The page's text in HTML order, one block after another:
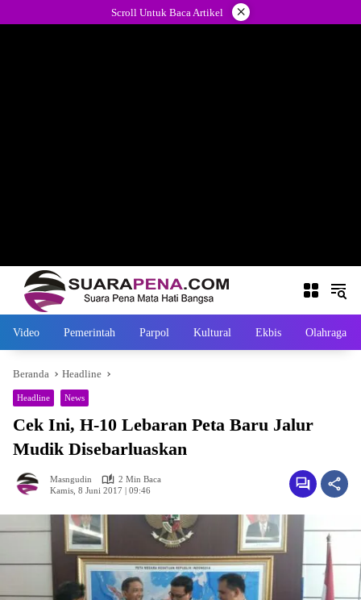
ke
Scroll Untuk Baca Artikel ×
Video Pemerintah Parpol Kultural Ekbis Olahraga
Beranda Headline
Headline News
Cek Ini, H-10 Lebaran Peta Baru Jalur
Mudik Disebarluaskan
Masngudin
2 Min Baca
Kamis, 8 Juni 2017 | 09:46